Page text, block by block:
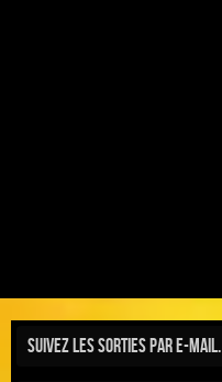
Suivez les sorties par e-mail.